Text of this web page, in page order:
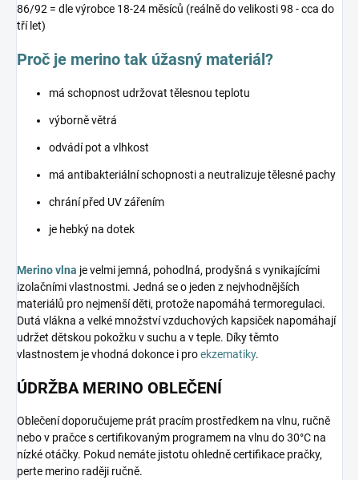
86/92 = dle výrobce 18-24 měsíců (reálně do velikosti 98 - cca do
tří let)
Proč je merino tak úžasný materiál?
má schopnost udržovat tělesnou teplotu
výborně větrá
odvádí pot a vlhkost
má antibakteriální schopnosti a neutralizuje tělesné pachy
chrání před UV zářením
je hebký na dotek
Merino vlna je velmi jemná, pohodlná, prodyšná s vynikajícími
izolačními vlastnostmi. Jedná se o jeden z nejvhodnějších
materiálů pro nejmenší děti, protože napomáhá termoregulaci.
Dutá vlákna a velké množství vzduchových kapsiček napomáhají
udržet dětskou pokožku v suchu a v teple. Díky těmto
vlastnostem je vhodná dokonce i proekzematiky.
ÚDRŽBA MERINO OBLEČENÍ
Oblečení doporučujeme prát pracím prostředkem na vlnu, ručně
nebo v pračce s certifikovaným programem na vlnu do 30°C na
nízké otáčky. Pokud nemáte jistotu ohledně certifikace pračky,
perte merino raději ručně.